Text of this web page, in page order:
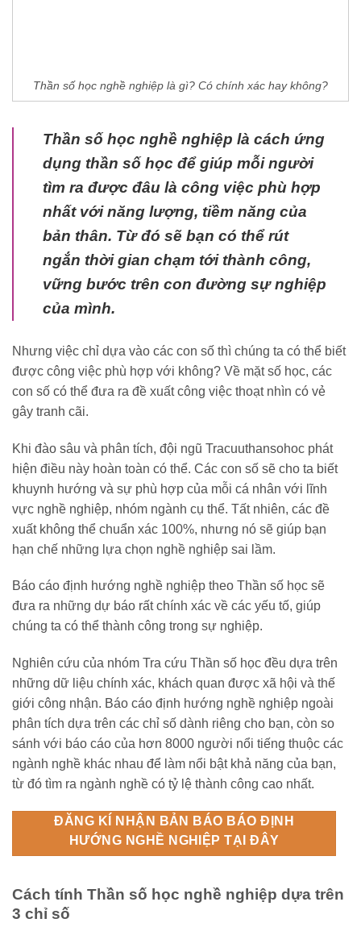
Thần số học nghề nghiệp là gì? Có chính xác hay không?
Thần số học nghề nghiệp là cách ứng
dụng thần số học để giúp mỗi người
tìm ra được đâu là công việc phù hợp
nhất với năng lượng, tiềm năng của
bản thân. Từ đó sẽ bạn có thể rút
ngắn thời gian chạm tới thành công,
vững bước trên con đường sự nghiệp
của mình.
Nhưng việc chỉ dựa vào các con số thì chúng ta có thể biết
được công việc phù hợp với không? Về mặt số học, các
con số có thể đưa ra đề xuất công việc thoạt nhìn có vẻ
gây tranh cãi.
Khi đào sâu và phân tích, đội ngũ Tracuuthansohoc phát
hiện điều này hoàn toàn có thể. Các con số sẽ cho ta biết
khuynh hướng và sự phù hợp của mỗi cá nhân với lĩnh
vực nghề nghiệp, nhóm ngành cụ thể. Tất nhiên, các đề
xuất không thể chuẩn xác 100%, nhưng nó sẽ giúp bạn
hạn chế những lựa chọn nghề nghiệp sai lầm.
Báo cáo định hướng nghề nghiệp theo Thần số học sẽ
đưa ra những dự báo rất chính xác về các yếu tố, giúp
chúng ta có thể thành công trong sự nghiệp.
Nghiên cứu của nhóm Tra cứu Thần số học đều dựa trên
những dữ liệu chính xác, khách quan được xã hội và thế
giới công nhận. Báo cáo định hướng nghề nghiệp ngoài
phân tích dựa trên các chỉ số dành riêng cho bạn, còn so
sánh với báo cáo của hơn 8000 người nổi tiếng thuộc các
ngành nghề khác nhau để làm nổi bật khả năng của bạn,
từ đó tìm ra ngành nghề có tỷ lệ thành công cao nhất.
ĐĂNG KÍ NHẬN BẢN BÁO BÁO ĐỊNH
HƯỚNG NGHỀ NGHIỆP TẠI ĐÂY
Cách tính Thần số học nghề nghiệp dựa trên
3 chỉ số